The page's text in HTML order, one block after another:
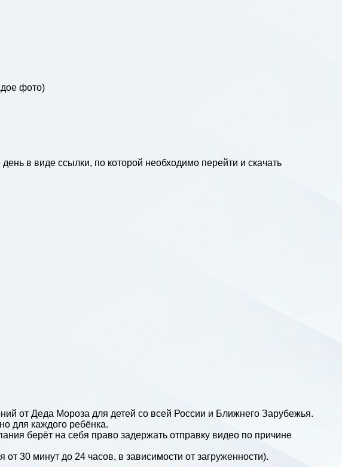
фото)
в виде ссылки, по которой необходимо перейти и скачать
от Деда Мороза для детей со всей России и Ближнего Зарубежья.
для каждого ребёнка.
берёт на себя право задержать отправку видео по причине
от 30 минут до 24 часов, в зависимости от загруженности).